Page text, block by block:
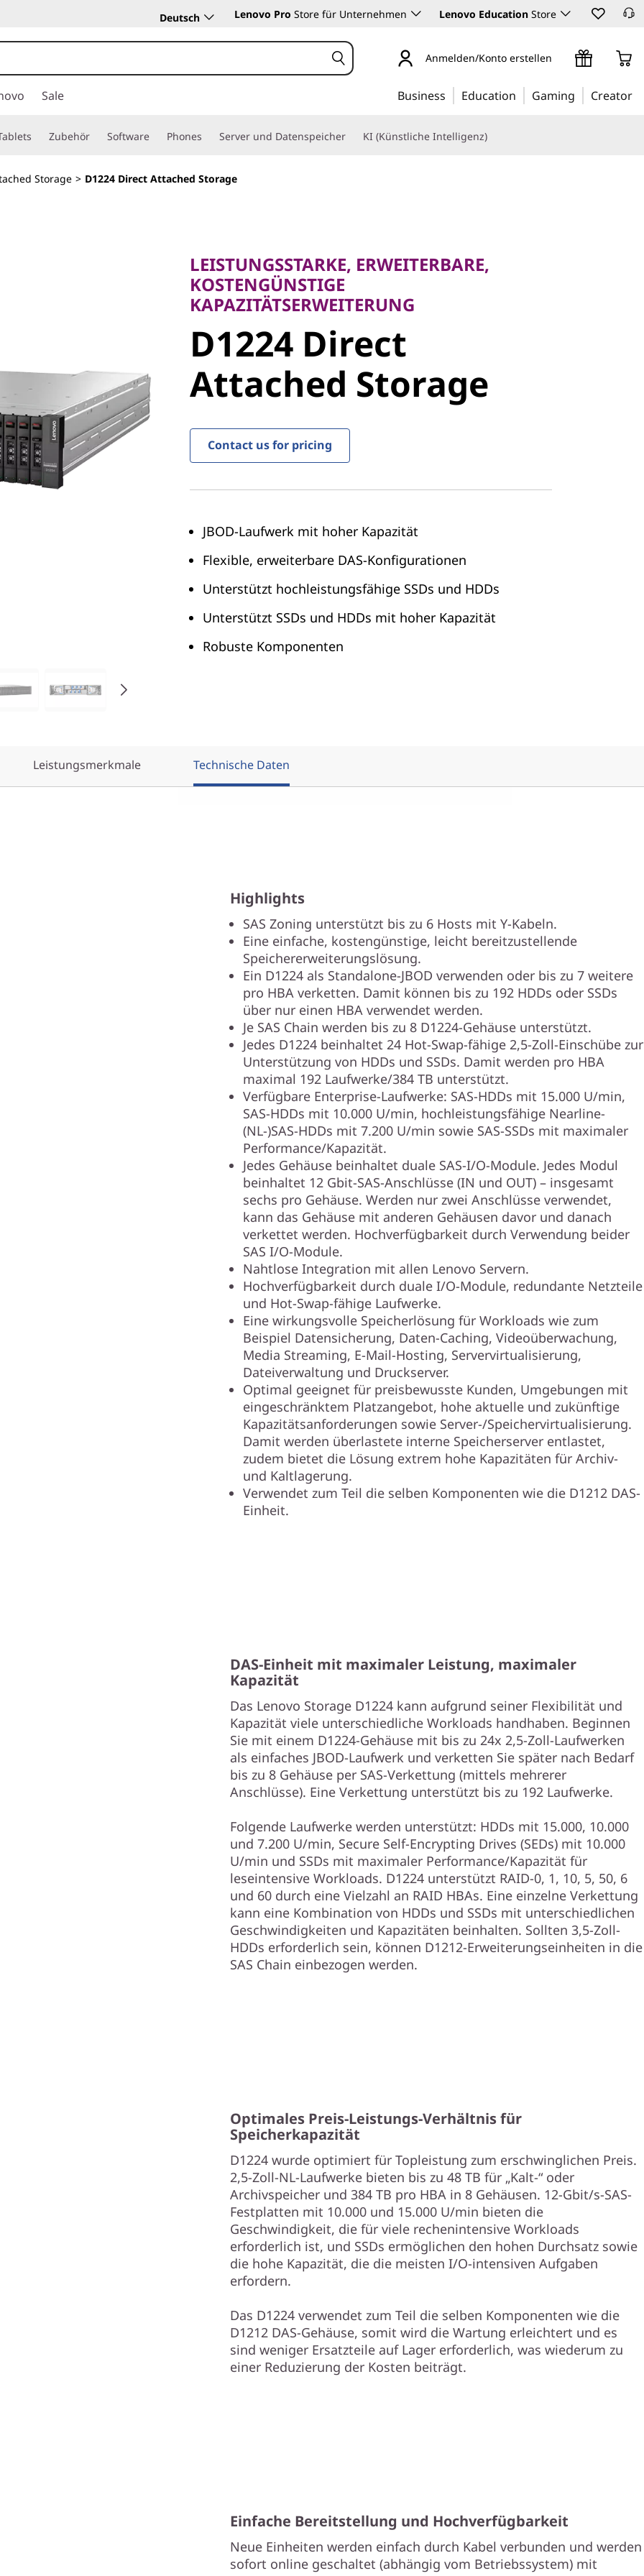
Deutsch Lenovo Pro Store für Unternehmen Lenovo Education Store
Anmelden/Konto erstellen
Sale Business Education Gaming Creator
Zubehör Software Phones Server und Datenspeicher KI (Künstliche Intelligenz)
Storage > D1224 Direct Attached Storage
KAPAZITÄTSERWEITERUNG
D1224 Direct
Attached Storage
LEISTUNGSSTARKE, ERWEITERBARE,
KOSTENGÜNSTIGE
KAPAZITÄTSERWEITERUNG
D1224 Direct
Attached Storage
Contact us for pricing
JBOD-Laufwerk mit hoher Kapazität
Flexible, erweiterbare DAS-Konfigurationen
Unterstützt hochleistungsfähige SSDs und HDDs
Unterstützt SSDs und HDDs mit hoher Kapazität
Robuste Komponenten
Leistungsmerkmale Technische Daten
Highlights
SAS Zoning unterstützt bis zu 6 Hosts mit Y-Kabeln.
Eine einfache, kostengünstige, leicht bereitzustellende
Speichererweiterungslösung.
Ein D1224 als Standalone-JBOD verwenden oder bis zu 7 weitere
pro HBA verketten. Damit können bis zu 192 HDDs oder SSDs
über nur einen HBA verwendet werden.
Je SAS Chain werden bis zu 8 D1224-Gehäuse unterstützt.
Jedes D1224 beinhaltet 24 Hot-Swap-fähige 2,5-Zoll-Einschübe zur
Unterstützung von HDDs und SSDs. Damit werden pro HBA
maximal 192 Laufwerke/384 TB unterstützt.
Verfügbare Enterprise-Laufwerke: SAS-HDDs mit 15.000 U/min,
SAS-HDDs mit 10.000 U/min, hochleistungsfähige Nearline-
(NL-)SAS-HDDs mit 7.200 U/min sowie SAS-SSDs mit maximaler
Performance/Kapazität.
Jedes Gehäuse beinhaltet duale SAS-I/O-Module. Jedes Modul
beinhaltet 12 Gbit-SAS-Anschlüsse (IN und OUT) – insgesamt
sechs pro Gehäuse. Werden nur zwei Anschlüsse verwendet,
kann das Gehäuse mit anderen Gehäusen davor und danach
verkettet werden. Hochverfügbarkeit durch Verwendung beider
SAS I/O-Module.
Nahtlose Integration mit allen Lenovo Servern.
Hochverfügbarkeit durch duale I/O-Module, redundante Netzteile
und Hot-Swap-fähige Laufwerke.
Eine wirkungsvolle Speicherlösung für Workloads wie zum
Beispiel Datensicherung, Daten-Caching, Videoüberwachung,
Media Streaming, E-Mail-Hosting, Servervirtualisierung,
Dateiverwaltung und Druckserver.
Optimal geeignet für preisbewusste Kunden, Umgebungen mit
eingeschränktem Platzangebot, hohe aktuelle und zukünftige
Kapazitätsanforderungen sowie Server-/Speichervirtualisierung.
Damit werden überlastete interne Speicherserver entlastet,
zudem bietet die Lösung extrem hohe Kapazitäten für Archiv-
und Kaltlagerung.
Verwendet zum Teil die selben Komponenten wie die D1212 DAS-
Einheit.
DAS-Einheit mit maximaler Leistung, maximaler
Kapazität
Das Lenovo Storage D1224 kann aufgrund seiner Flexibilität und
Kapazität viele unterschiedliche Workloads handhaben. Beginnen
Sie mit einem D1224-Gehäuse mit bis zu 24x 2,5-Zoll-Laufwerken
als einfaches JBOD-Laufwerk und verketten Sie später nach Bedarf
bis zu 8 Gehäuse per SAS-Verkettung (mittels mehrerer
Anschlüsse). Eine Verkettung unterstützt bis zu 192 Laufwerke.
Folgende Laufwerke werden unterstützt: HDDs mit 15.000, 10.000
und 7.200 U/min, Secure Self-Encrypting Drives (SEDs) mit 10.000
U/min und SSDs mit maximaler Performance/Kapazität für
leseintensive Workloads. D1224 unterstützt RAID-0, 1, 10, 5, 50, 6
und 60 durch eine Vielzahl an RAID HBAs. Eine einzelne Verkettung
kann eine Kombination von HDDs und SSDs mit unterschiedlichen
Geschwindigkeiten und Kapazitäten beinhalten. Sollten 3,5-Zoll-
HDDs erforderlich sein, können D1212-Erweiterungseinheiten in die
SAS Chain einbezogen werden.
Optimales Preis-Leistungs-Verhältnis für
Speicherkapazität
D1224 wurde optimiert für Topleistung zum erschwinglichen Preis.
2,5-Zoll-NL-Laufwerke bieten bis zu 48 TB für „Kalt-“ oder
Archivspeicher und 384 TB pro HBA in 8 Gehäusen. 12-Gbit/s-SAS-
Festplatten mit 10.000 und 15.000 U/min bieten die
Geschwindigkeit, die für viele rechenintensive Workloads
erforderlich ist, und SSDs ermöglichen den hohen Durchsatz sowie
die hohe Kapazität, die die meisten I/O-intensiven Aufgaben
erfordern.
Das D1224 verwendet zum Teil die selben Komponenten wie die
D1212 DAS-Gehäuse, somit wird die Wartung erleichtert und es
sind weniger Ersatzteile auf Lager erforderlich, was wiederum zu
einer Reduzierung der Kosten beiträgt.
Einfache Bereitstellung und Hochverfügbarkeit
Neue Einheiten werden einfach durch Kabel verbunden und werden
sofort online geschaltet (abhängig vom Betriebssystem) mit